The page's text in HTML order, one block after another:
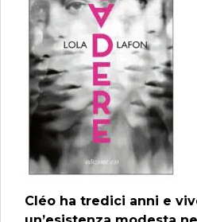
Cléo ha tredici anni e